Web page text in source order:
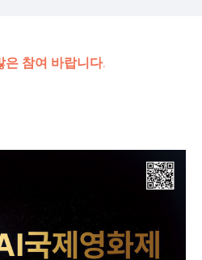
은 참여 바랍니다.